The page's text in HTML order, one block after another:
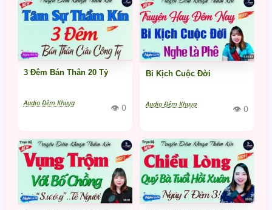
3 Đêm Bán Thân 20 Tỷ
Audio Đêm Khuya 👁 0
Bi Kịch Cuộc Đời
Audio Đêm Khuya 👁 0